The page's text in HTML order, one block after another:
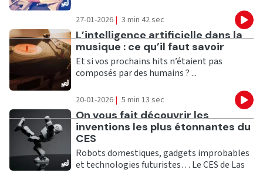
27-01-2026 | 3 min 42 sec
Ecouter
L’intelligence artificielle dans la
musique : ce qu’il faut savoir
Et si vos prochains hits n’étaient pas
composés par des humains ? ...
20-01-2026 | 5 min 13 sec
Ecouter
On vous fait découvrir les
inventions les plus étonnantes du
CES
Robots domestiques, gadgets improbables
et technologies futuristes… Le CES de Las